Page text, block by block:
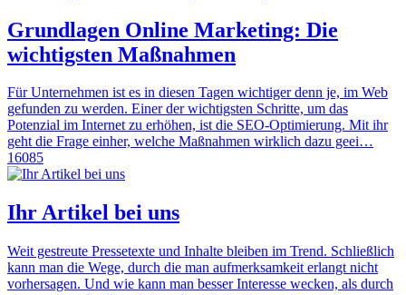
Grundlagen Online Marketing: Die
wichtigsten Maßnahmen
Für Unternehmen ist es in diesen Tagen wichtiger denn je, im Web
gefunden zu werden. Einer der wichtigsten Schritte, um das
Potenzial im Internet zu erhöhen, ist die SEO-Optimierung. Mit ihr
geht die Frage einher, welche Maßnahmen wirklich dazu geei…
16085
Ihr Artikel bei uns
Weit gestreute Pressetexte und Inhalte bleiben im Trend. Schließlich
kann man die Wege, durch die man aufmerksamkeit erlangt nicht
vorhersagen. Und wie kann man besser Interesse wecken, als durch